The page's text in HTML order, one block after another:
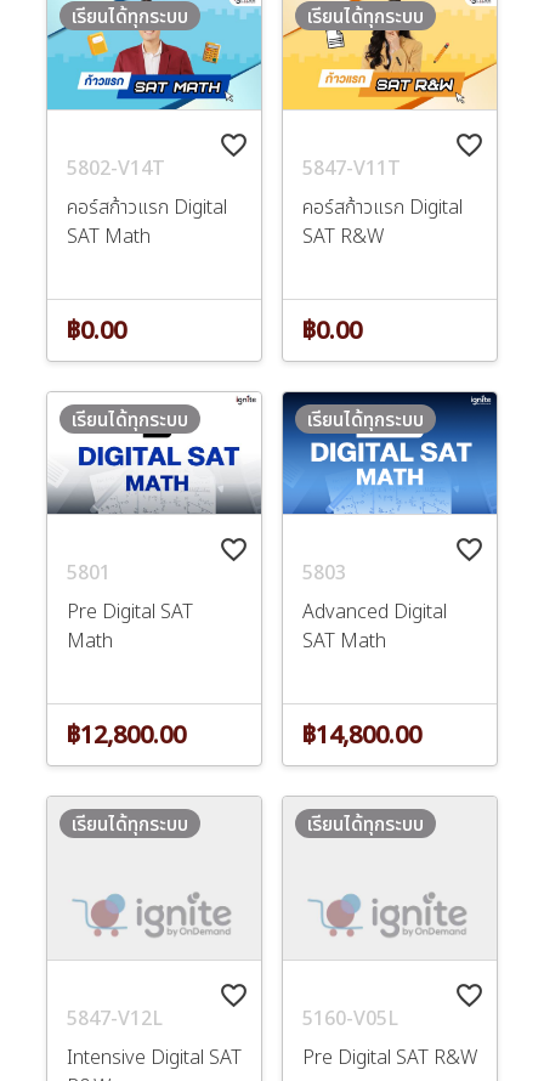
favorite_border
5802-V14T
คอร์สก้าวแรก Digital
SAT Math
เรียนได้ทุกระบบ
฿0.00
favorite_border
5847-V11T
คอร์สก้าวแรก Digital
SAT R&W
เรียนได้ทุกระบบ
฿0.00
favorite_border
5801
Pre Digital SAT
Math
เรียนได้ทุกระบบ
฿12,800.00
favorite_border
5803
Advanced Digital
SAT Math
เรียนได้ทุกระบบ
฿14,800.00
favorite_border
5847-V12L
Intensive Digital SAT
เรียนได้ทุกระบบ
favorite_border
5160-V05L
Pre Digital SAT R&W
เรียนได้ทุกระบบ